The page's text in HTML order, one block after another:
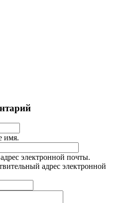
имя.
электронной почты.
адрес электронной